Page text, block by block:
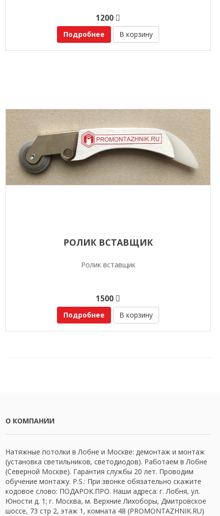
1200
Подробнее В корзину
РОЛИК ВСТАВЩИК
Ролик вставщик
1500
Подробнее В корзину
О КОМПАНИИ
Натяжные потолки в Лобне и Москве: демонтаж и монтаж
(установка светильников, светодиодов). Работаем в Лобне
(Северной Москве). Гарантия службы 20 лет. Проводим
обучение монтажу. P.S.: При звонке обязательно скажите
кодовое слово: ПОДАРОК.ПРО. Наши адреса: г. Лобня, ул.
Юности д. 1; г. Москва, м. Верхние Лихоборы, Дмитровское
шоссе, 73 стр 2, этаж 1, комната 48 (PROMONTAZHNIK.RU)